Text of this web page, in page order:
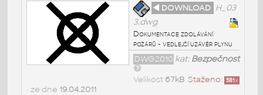
◄ DOWNLOAD H_03
3.dwg
Dokumentace zdolávání
požárů - vedlejší uzávěr plynu
kat:Bezpečnost
DWG2010
Staženo: 581x
Velikost 67kB
• ze dne 19.04.2011